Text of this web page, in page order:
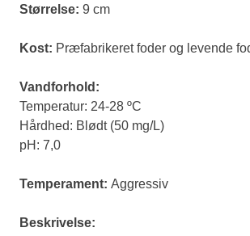
Størrelse: 9 cm
Kost: Præfabrikeret foder og levende
Vandforhold:
Temperatur: 24-28 ºC
Hårdhed: Blødt (50 mg/L)
pH: 7,0
Temperament: Aggressiv
Beskrivelse: